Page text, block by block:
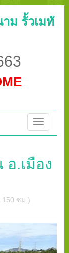
ม รั้วเมทั
Toggle
อ.เมือง
150 ซม.)